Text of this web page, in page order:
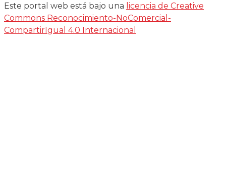
Este portal web está bajo una licencia de Creative
Commons Reconocimiento-NoComercial-
CompartirIgual 4.0 Internacional